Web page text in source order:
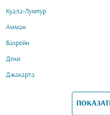
Куала-Лумпур
Амман
Бахрейн
Дохи
Джакарта